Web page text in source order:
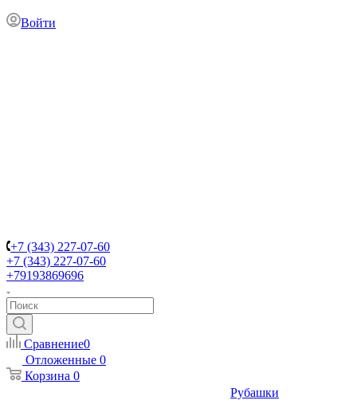
Войти
+7 (343) 227-07-60
+7 (343) 227-07-60
+79193869696
Сравнение0
Отложенные 0
Корзина 0
Рубашки